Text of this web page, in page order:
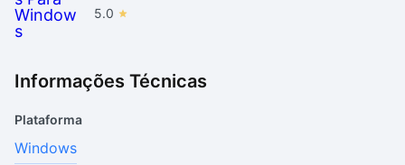
5.0
Informações Técnicas
Plataforma
Windows